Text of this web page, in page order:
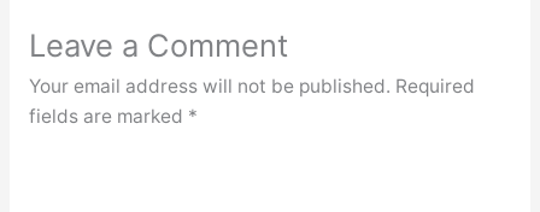
Leave a Comment
Your email address will not be published. Required
fields are marked *